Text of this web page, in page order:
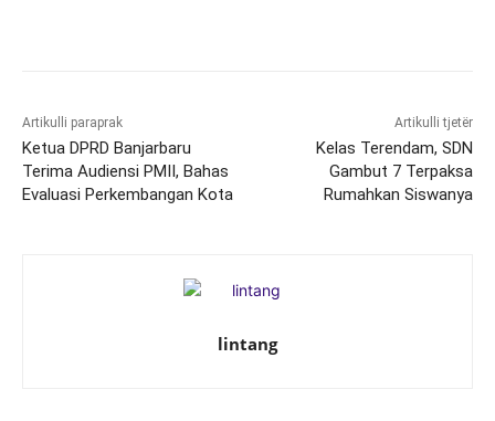
Artikulli paraprak
Ketua DPRD Banjarbaru
Terima Audiensi PMII, Bahas
Evaluasi Perkembangan Kota
Artikulli tjetër
Kelas Terendam, SDN
Gambut 7 Terpaksa
Rumahkan Siswanya
lintang